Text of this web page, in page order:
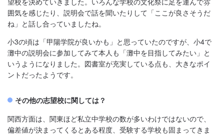
囲気を感じたり、説明会で話を聞いたりして「ここが良さそうだ
ね」と話し合っていましたね。
小3の頃は「甲陽学院が良いかも」と思っていたのですが、小4で
灘中の説明会に参加してみて本人も「灘中を目指してみたい」と
いうようになりました。図書室が充実している点も、大きなポイ
ントだったようです。
その他の志望校に関しては？
関西方面は、関東ほど私立中学校の数が多いわけではないので、
偏差値が決まってくるとある程度、受験する学校も固まってきま